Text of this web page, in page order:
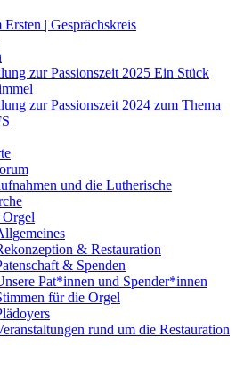
| Gesprächskreis
zur Passionszeit 2025 Ein Stück
zur Passionszeit 2024 zum Thema
und die Lutherische
Orgel
& Restauration
& Spenden
Pat*innen und Spender*innen
für die Orgel
rund um die Restauration